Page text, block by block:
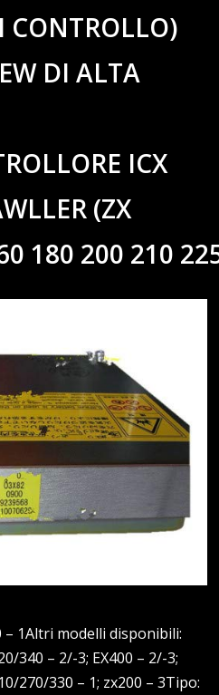
CONTROLLO)
DI ALTA
ICX
(ZX
180 200 210
1Altri modelli disponibili:
340 – 2/-3; EX400 – 2/-3;
270/330 – 1; zx200 – 3Tipo: